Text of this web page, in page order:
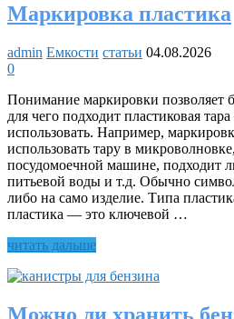
Маркировка пластика
admin Емкости статьи 04.08.2026
0
Понимание маркировки позволяет
для чего подходит пластиковая
использовать. Например,
использовать тару в
посудомоечной машине, подходит
питьевой воды и т.д. Обычно
либо на само изделие. Типа
пластика — это ключевой …
Маркировка
читать дальше
Можно ли хранить